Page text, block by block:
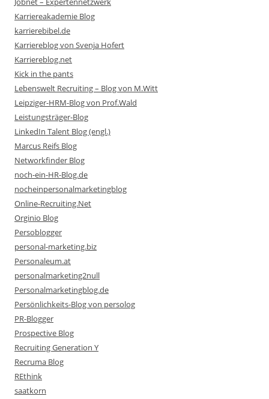
Karriereakademie Blog
karrierebibel.de
Karriereblog von Svenja Hofert
Karriereblog.net
Kick in the pants
Lebenswelt Recruiting – Blog von M.Witt
Leipziger-HRM-Blog von Prof.Wald
Leistungsträger-Blog
LinkedIn Talent Blog (engl.)
Marcus Reifs Blog
Networkfinder Blog
noch-ein-HR-Blog.de
nocheinpersonalmarketingblog
Online-Recruiting.Net
Orginio Blog
Persoblogger
personal-marketing.biz
Personaleum.at
personalmarketing2null
Personalmarketingblog.de
Persönlichkeits-Blog von persolog
PR-Blogger
Prospective Blog
Recruiting Generation Y
Recruma Blog
REthink
saatkorn